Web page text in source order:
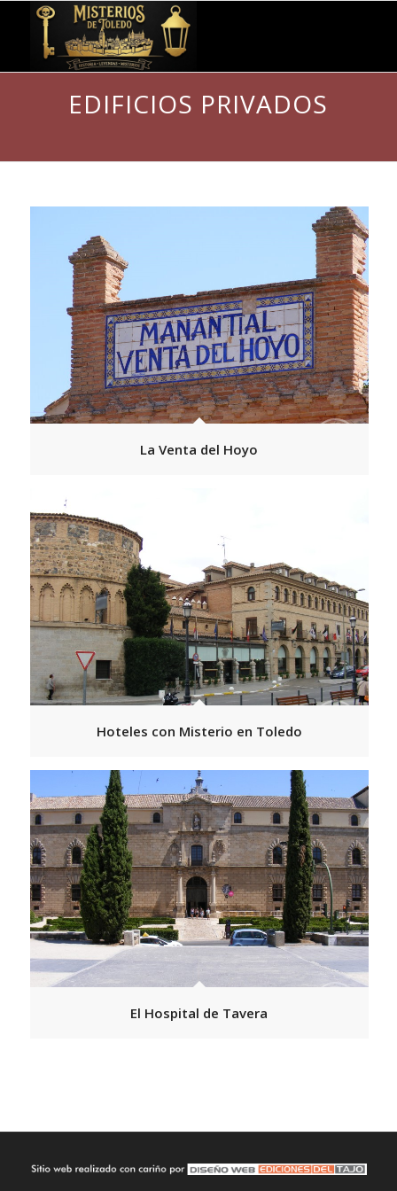
EDIFICIOS PRIVADOS
La Venta del Hoyo
Hoteles con Misterio en Toledo
El Hospital de Tavera